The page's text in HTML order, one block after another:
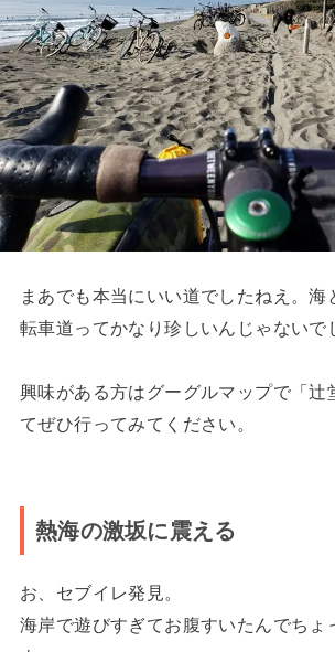
まあでも本当にいい道でしたねえ。海
転車道ってかなり珍しいんじゃないで
興味がある方はグーグルマップで「辻
てぜひ行ってみてください。
熱海の激坂に震える
お、セブイレ発見。
海岸で遊びすぎてお腹すいたんでちょ